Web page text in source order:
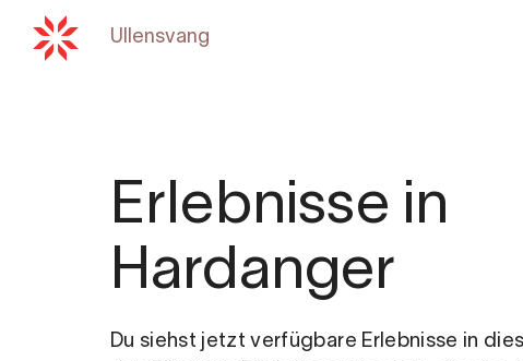
Ullensvang
Erlebnisse in
Hardanger
Du siehst jetzt verfügbare Erlebnisse in